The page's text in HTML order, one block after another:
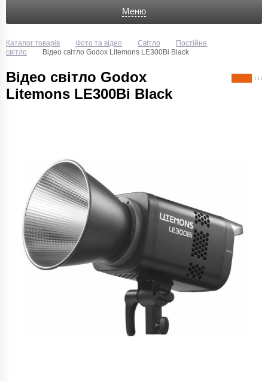
Меню
Каталог товарів Фото та відео Світло
Постійне
світло
Відео світло Godox Litemons LE300Bi Black
Відео світло Godox
Litemons LE300Bi Black
( 1 )